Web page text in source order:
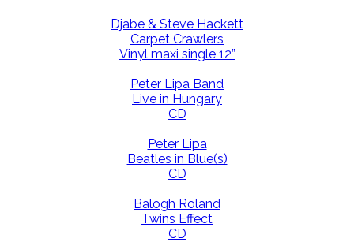
Djabe & Steve Hackett
Carpet Crawlers
Vinyl maxi single 12”
Peter Lipa Band
Live in Hungary
CD
Peter Lipa
Beatles in Blue(s)
CD
Balogh Roland
Twins Effect
CD